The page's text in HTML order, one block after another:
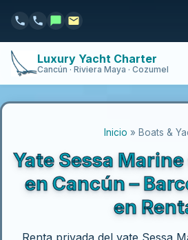
Luxury Yacht Charter
Cancún · Riviera Maya · Cozumel
Inicio » Boats &
Yate Sessa
en Cancún –
en
Renta privada del yate Sessa